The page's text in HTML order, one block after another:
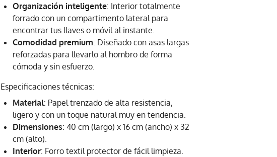
Organización inteligente: Interior totalmente
forrado con un compartimento lateral para
encontrar tus llaves o móvil al instante.
Comodidad premium: Diseñado con asas largas
reforzadas para llevarlo al hombro de forma
cómoda y sin esfuerzo.
Especificaciones técnicas:
Material: Papel trenzado de alta resistencia,
ligero y con un toque natural muy en tendencia.
Dimensiones: 40 cm (largo) x 16 cm (ancho) x 32
cm (alto).
Interior: Forro textil protector de fácil limpieza.